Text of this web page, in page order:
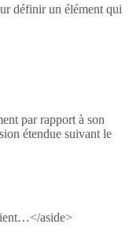
définir un élément qui
par rapport à son
étendue suivant le
aside>